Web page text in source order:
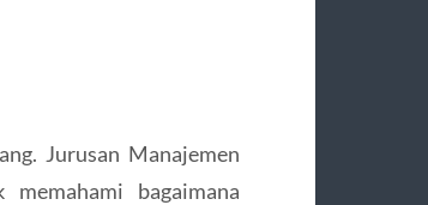
Jurusan Manajemen
bagaimana